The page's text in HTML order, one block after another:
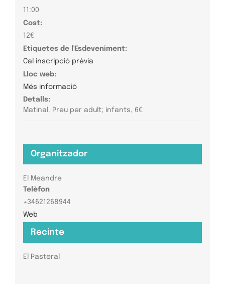
11:00
Cost:
12€
Etiquetes de l'Esdeveniment:
Cal inscripció prèvia
Lloc web:
Més informació
Detalls:
Matinal. Preu per adult; infants, 6€
Recinte
El Pasteral
Organitzador
El Meandre
Telèfon
+34621268944
Web